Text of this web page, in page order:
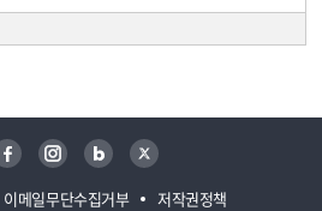
이메일무단수집거부 저작권정책
페이스북 인스타그램 블로그 트위터